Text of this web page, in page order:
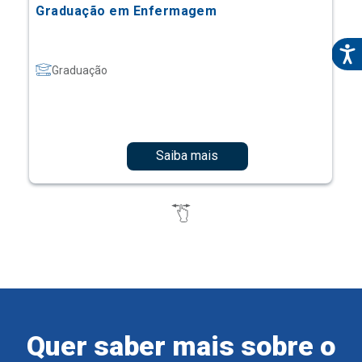
Graduação em Enfermagem
Graduação
Saiba mais
Quer saber mais sobre o